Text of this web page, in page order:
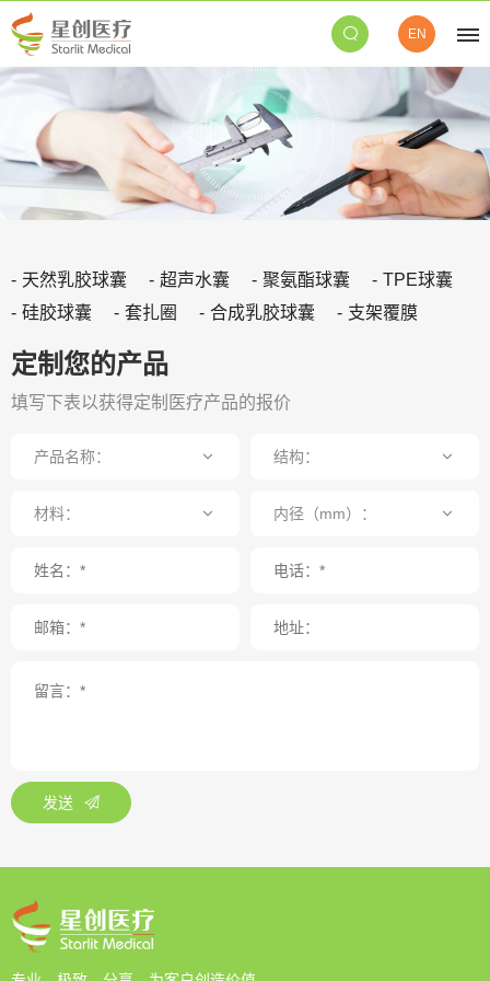
EN
天然乳胶球囊 超声水囊 聚氨酯球囊
TPE球囊
硅胶球囊
套扎圈 合成乳胶球囊 支架覆膜
定制您的产品
填写下表以获得定制医疗产品的报价
产品名称： 结构：
材料： 内径（mm）：
发送